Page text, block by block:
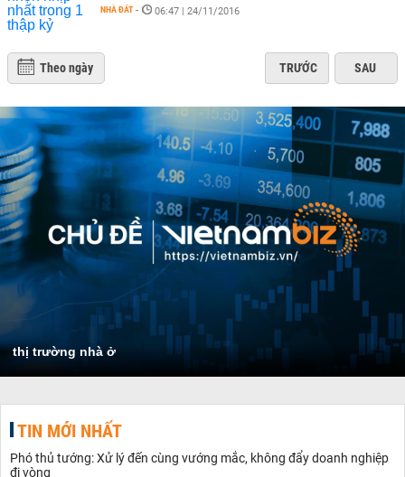
NHÀ ĐẤT - 06:47 | 24/11/2016
Theo ngày TRƯỚC SAU
thị trường nhà ở
TIN MỚI NHẤT
Phó thủ tướng: Xử lý đến cùng vướng mắc, không đẩy doanh nghiệp
đi vòng